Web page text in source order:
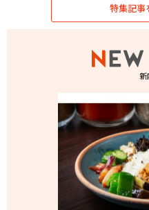
特集記事
新